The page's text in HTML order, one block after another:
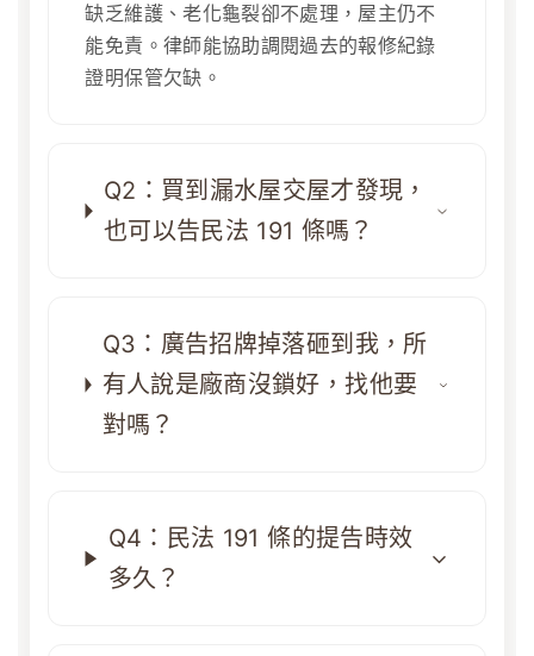
缺乏維護、老化龜裂卻不處理，屋主仍不
能免責。律師能協助調閱過去的報修紀錄
證明保管欠缺。
Q2：買到漏水屋交屋才發現，
也可以告民法 191 條嗎？
Q3：廣告招牌掉落砸到我，所
有人說是廠商沒鎖好，找他要
對嗎？
Q4：民法 191 條的提告時效
多久？